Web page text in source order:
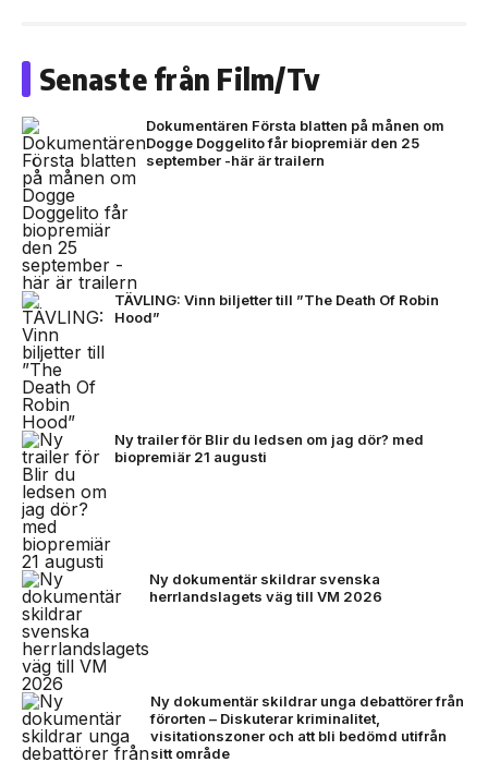
Senaste från Film/Tv
Dokumentären Första blatten på månen om
Dogge Doggelito får biopremiär den 25
september -här är trailern
TÄVLING: Vinn biljetter till ”The Death Of Robin
Hood”
Ny trailer för Blir du ledsen om jag dör? med
biopremiär 21 augusti
Ny dokumentär skildrar svenska
herrlandslagets väg till VM 2026
Ny dokumentär skildrar unga debattörer från
förorten – Diskuterar kriminalitet,
visitationszoner och att bli bedömd utifrån
sitt område